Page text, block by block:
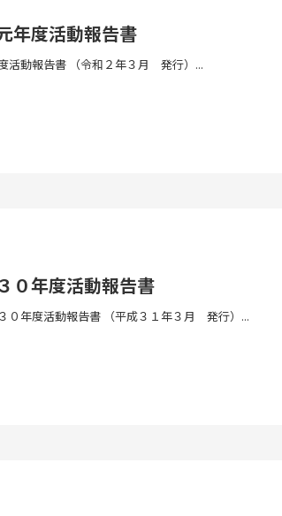
年度活動報告書
活動報告書 （令和２年３月 発行）...
０年度活動報告書
０年度活動報告書 （平成３１年３月 発行）...